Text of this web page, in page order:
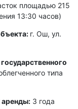
площадью 215
13:30 часов)
г. Ош, ул.
типа
аренды: 3 года